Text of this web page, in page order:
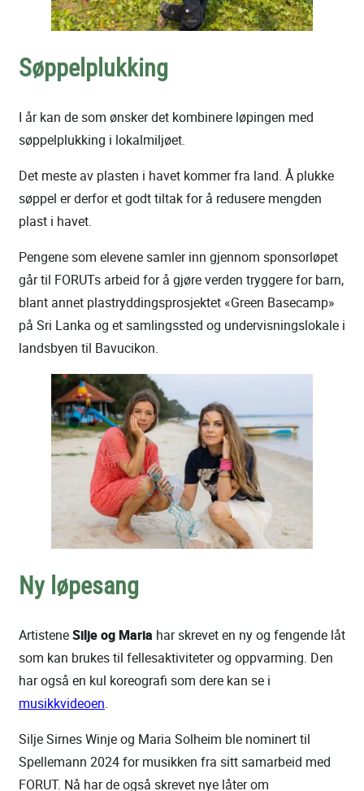
Søppelplukking
I år kan de som ønsker det kombinere løpingen med
søppelplukking i lokalmiljøet.
Det meste av plasten i havet kommer fra land. Å plukke
søppel er derfor et godt tiltak for å redusere mengden
plast i havet.
Pengene som elevene samler inn gjennom sponsorløpet
går til FORUTs arbeid for å gjøre verden tryggere for barn,
blant annet plastryddingsprosjektet «Green Basecamp»
på Sri Lanka og et samlingssted og undervisningslokale i
landsbyen til Bavucikon.
Ny løpesang
ArtisteneSilje og Maria har skrevet en ny og fengende låt
som kan brukes til fellesaktiviteter og oppvarming. Den
har også en kul koreografi som dere kan se i
musikkvideoen.
Silje Sirnes Winje og Maria Solheim ble nominert til
Spellemann 2024 for musikken fra sitt samarbeid med
FORUT. Nå har de også skrevet nye låter om